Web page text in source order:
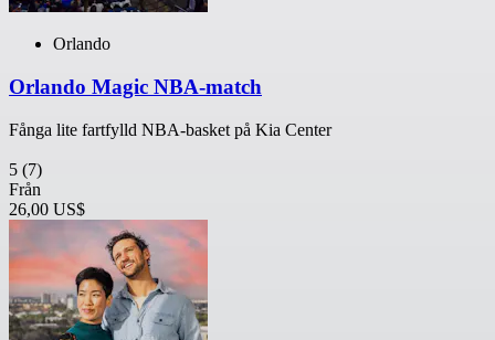
Orlando
Orlando Magic NBA-match
Fånga lite fartfylld NBA-basket på Kia Center
5 (7)
Från
26,00 US$